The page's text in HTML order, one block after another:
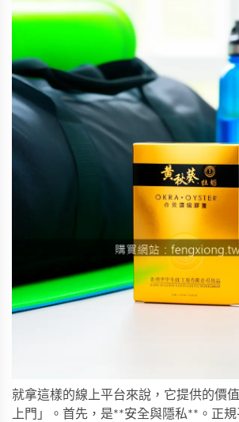
就拿這樣的線上平台來說，它提供的價
上門」。首先，是**安全與隱私**。正